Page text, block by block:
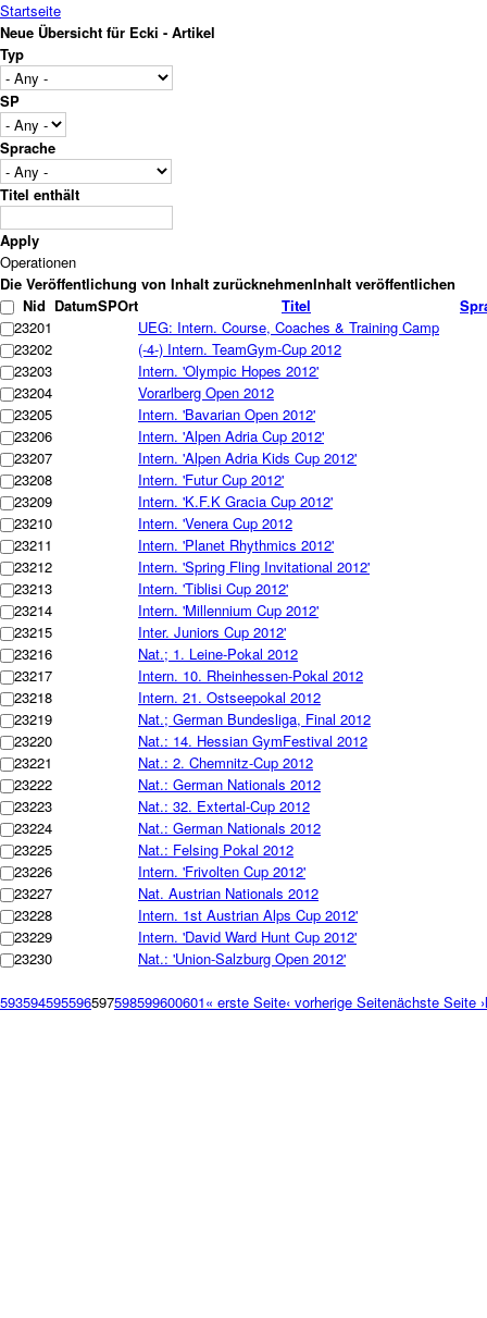
Startseite
Neue Übersicht für Ecki - Artikel
Typ
SP
Sprache
Titel enthält
Operationen
Nid DatumSPOrt Titel
23201
UEG: Intern. Course, Coaches & Training Camp
23202
(-4-) Intern. TeamGym-Cup 2012
23203
Intern. 'Olympic Hopes 2012'
23204
Vorarlberg Open 2012
23205
Intern. 'Bavarian Open 2012'
23206
Intern. 'Alpen Adria Cup 2012'
23207
Intern. 'Alpen Adria Kids Cup 2012'
23208
Intern. 'Futur Cup 2012'
23209
Intern. 'K.F.K Gracia Cup 2012'
23210
Intern. 'Venera Cup 2012
23211
Intern. 'Planet Rhythmics 2012'
23212
Intern. 'Spring Fling Invitational 2012'
23213
Intern. 'Tiblisi Cup 2012'
23214
Intern. 'Millennium Cup 2012'
23215
Inter. Juniors Cup 2012'
23216
Nat.; 1. Leine-Pokal 2012
23217
Intern. 10. Rheinhessen-Pokal 2012
23218
Intern. 21. Ostseepokal 2012
23219
Nat.; German Bundesliga, Final 2012
23220
Nat.: 14. Hessian GymFestival 2012
23221
Nat.: 2. Chemnitz-Cup 2012
23222
Nat.: German Nationals 2012
23223
Nat.: 32. Extertal-Cup 2012
23224
Nat.: German Nationals 2012
23225
Nat.: Felsing Pokal 2012
23226
Intern. 'Frivolten Cup 2012'
23227
Nat. Austrian Nationals 2012
23228
Intern. 1st Austrian Alps Cup 2012'
23229
Intern. 'David Ward Hunt Cup 2012'
23230
Nat.: 'Union-Salzburg Open 2012'
593594595596597598599600601« erste Seite‹ vorherige Seitenächste Seite ›